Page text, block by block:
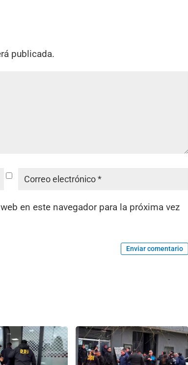
publicada.
en este navegador para la próxima vez
Enviar comentario